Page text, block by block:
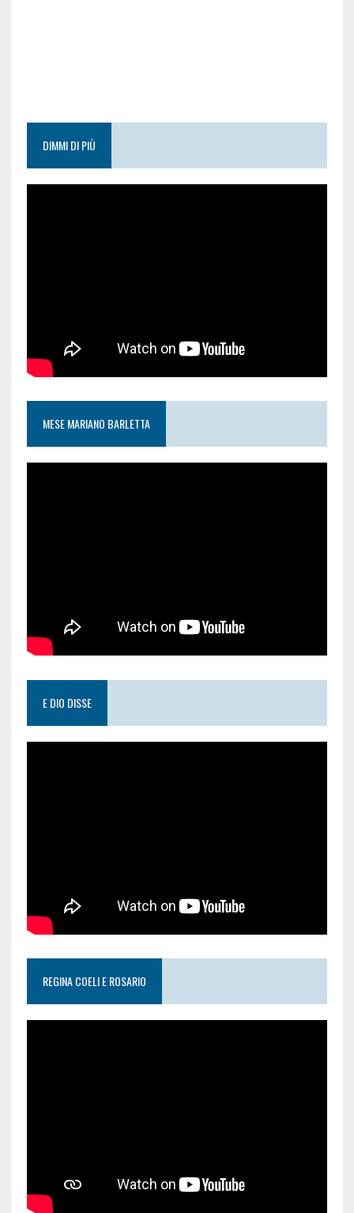
DIMMI DI PIÙ
MESE MARIANO BARLETTA
E DIO DISSE
REGINA COELI E ROSARIO